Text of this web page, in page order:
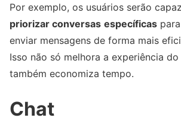
Por exemplo, os usuários serão
priorizar conversas específicas
enviar mensagens de forma mais
Isso não só melhora a experiência
também economiza tempo.
Chat